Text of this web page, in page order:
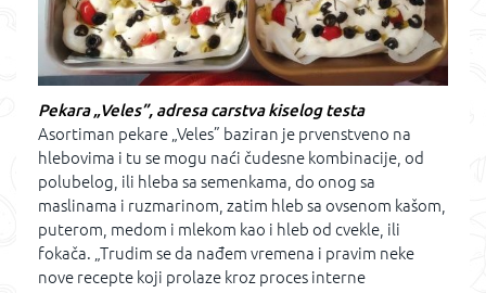
Pekara „Veles”, adresa carstva kiselog testa
Asortiman pekare „Veles” baziran je prvenstveno na
hlebovima i tu se mogu naći čudesne kombinacije, od
polubelog, ili hleba sa semenkama, do onog sa
maslinama i ruzmarinom, zatim hleb sa ovsenom kašom,
puterom, medom i mlekom kao i hleb od cvekle, ili
fokača. „Trudim se da nađem vremena i pravim neke
nove recepte koji prolaze kroz proces interne